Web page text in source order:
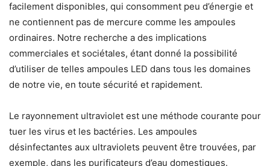
facilement disponibles, qui consomment peu d’énergie et
ne contiennent pas de mercure comme les ampoules
ordinaires. Notre recherche a des implications
commerciales et sociétales, étant donné la possibilité
d’utiliser de telles ampoules LED dans tous les domaines
de notre vie, en toute sécurité et rapidement.
Le rayonnement ultraviolet est une méthode courante pour
tuer les virus et les bactéries. Les ampoules
désinfectantes aux ultraviolets peuvent être trouvées, par
exemple, dans les purificateurs d’eau domestiques.